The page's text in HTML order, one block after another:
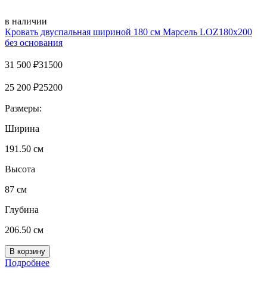
в наличии
Кровать двуспальная шириной 180 см Марсель LOZ180х200
без основания
31 500 ₽31500
25 200 ₽25200
Размеры:
Ширина
191.50 см
Высота
87 см
Глубина
206.50 см
Подробнее